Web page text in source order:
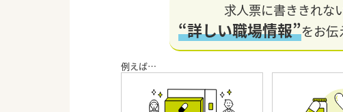
求人票に書ききれな
“詳しい職場情報”をお伝